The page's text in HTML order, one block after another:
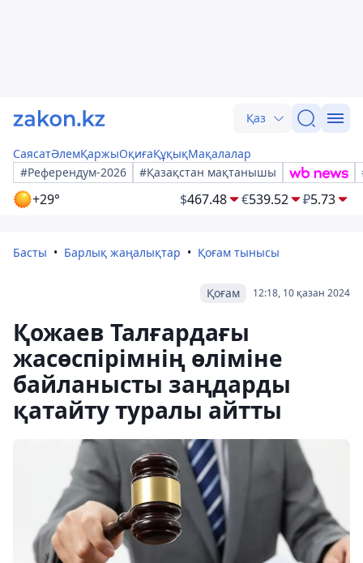
Қаз
СаясатӘлемҚаржыОқиғаҚұқықМақалалар
#Референдум-2026
#Қазақстан мақтанышы
+29° $467.48 €539.52 ₽5.73
Басты Барлық жаңалықтар Қоғам тынысы
12:18, 10 қазан 2024
Қоғам
Қожаев Талғардағы
жасөспірімнің өліміне
байланысты заңдарды
қатайту туралы айтты